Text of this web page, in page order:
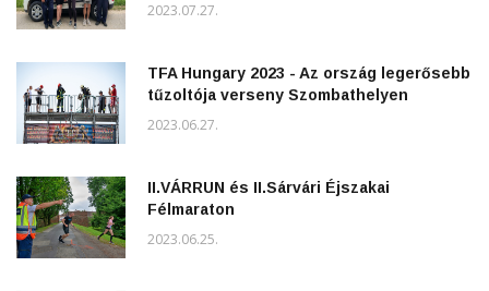
2023.07.27.
TFA Hungary 2023 - Az ország legerősebb
tűzoltója verseny Szombathelyen
2023.06.27.
II.VÁRRUN és II.Sárvári Éjszakai
Félmaraton
2023.06.25.